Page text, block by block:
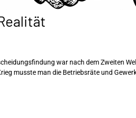
war nach dem Zweiten
musste man die Betriebsräte und